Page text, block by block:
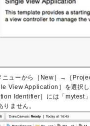
ューから［New］→［
View Application］を選択
Identifier］には「mytest
ません。